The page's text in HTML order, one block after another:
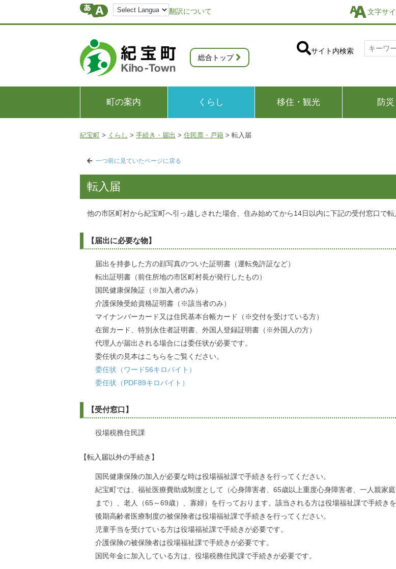
翻訳について 文字サ
総合トップ
サイト内検索
町の案内 くらし 移住・観光 防災
紀宝町 > くらし > 手続き・届出 > 住民票・戸籍 > 転入届
一つ前に見ていたページに戻る
転入届
他の市区町村から紀宝町へ引っ越しされた場合、住み始めてから14日以内に下記の受付窓口で転
【届出に必要な物】
届出を持参した方の顔写真のついた証明書（運転免許証など）
転出証明書（前住所地の市区町村長が発行したもの）
国民健康保険証（※加入者のみ）
介護保険受給資格証明書（※該当者のみ）
マイナンバーカード又は住民基本台帳カード（※交付を受けている方）
在留カード、特別永住者証明書、外国人登録証明書（※外国人の方）
代理人が届出される場合には委任状が必要です。
委任状の見本はこちらをご覧ください。
委任状（ワード56キロバイト）
委任状（PDF89キロバイト）
【受付窓口】
役場税務住民課
【転入届以外の手続き】
国民健康保険の加入が必要な時は役場福祉課で手続きを行ってください。
紀宝町では、福祉医療費助成制度として（心身障害者、65歳以上重度心身障害者、一人親家
まで）、老人（65～69歳）、寡婦）を行っております。該当される方は役場福祉課で手続きを
後期高齢者医療制度の被保険者は役場福祉課で手続きを行ってください。
児童手当を受けている方は役場福祉課で手続きが必要です。
介護保険の被保険者は役場福祉課で手続きが必要です。
国民年金に加入している方は、役場税務住民課で手続きが必要です。